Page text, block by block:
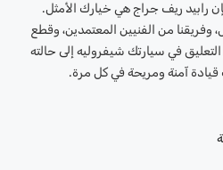
رابيد ريف جراج هي خيارك الأمثل.
من الفنيين المعتمدين، وقطع
التعليق في سيارتك شيفروليه إلى حالته
قيادة آمنة ومريحة في كل مرة.